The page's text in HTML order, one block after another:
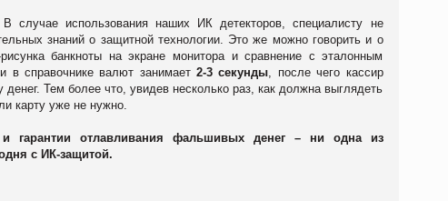
использования наших ИК детекторов, специалисту не
знаний о защитной технологии. Это же можно говорить и о
банкноты на экране монитора и сравнение с эталонным
в справочнике валют занимает2-3 секунды , после чего кассир
Тем более что, увидев несколько раз, как должна выглядеть
карту уже не нужно.
гарантии отлавливания фальшивых денег – ни одна из
с ИК-защитой.